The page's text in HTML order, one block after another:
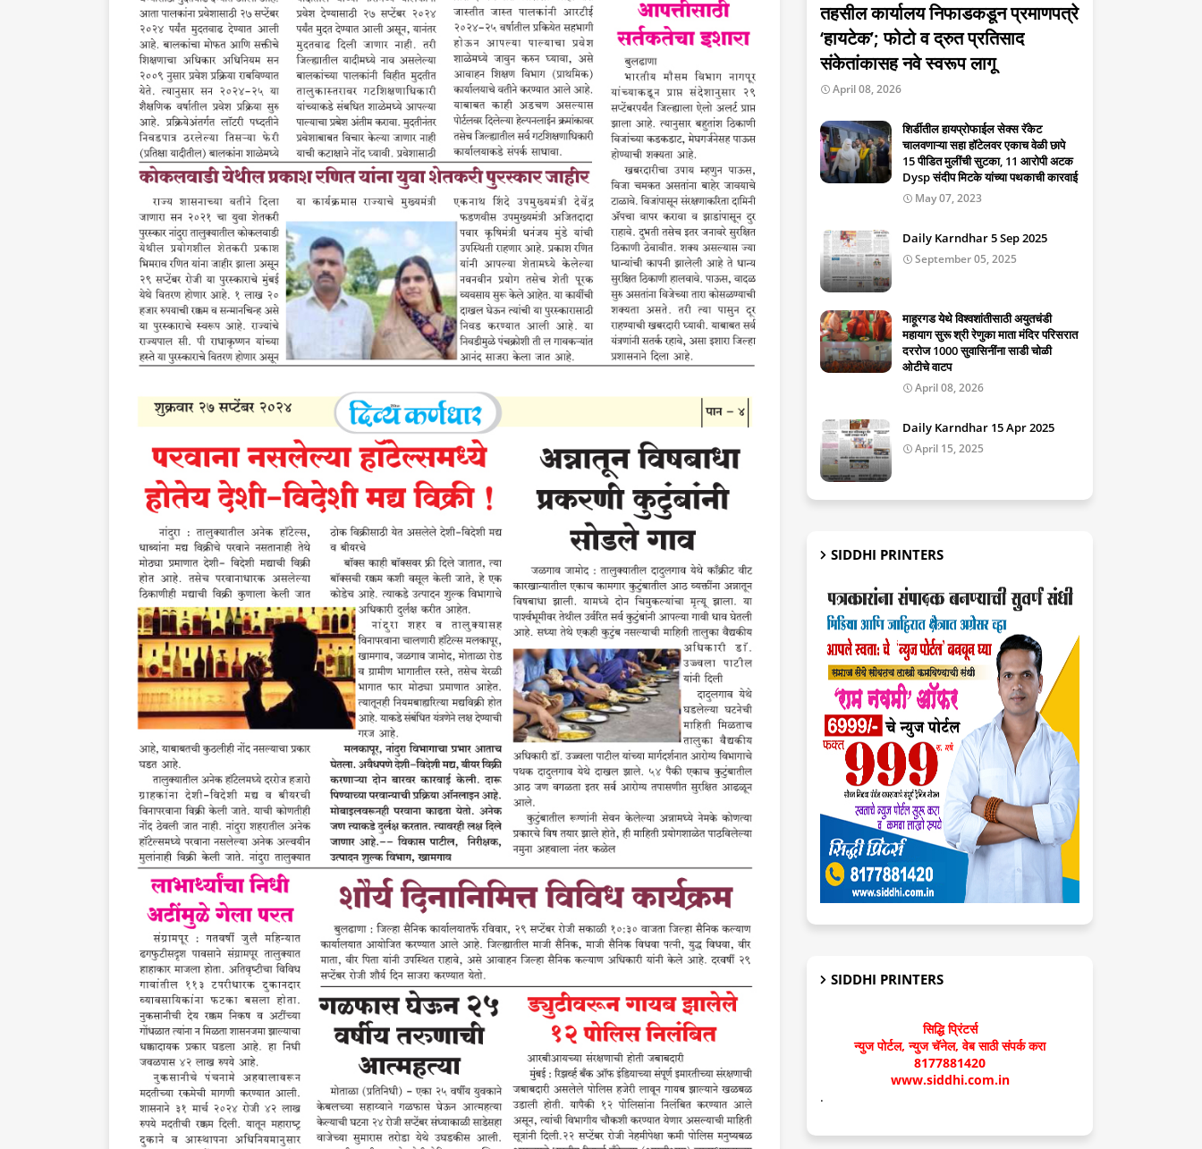
तहसील कार्यालय निफाडकडून प्रमाणपत्रे
‘हायटेक’; फोटो व द्रुत प्रतिसाद
संकेतांकासह नवे स्वरूप लागू
April 08, 2026
शिर्डीतील हायप्रोफाईल सेक्स रॅकेट
चालवणाऱ्या सहा हॉटेलवर एकाच वेळी छापे
15 पीडित मुलींची सुटका, 11 आरोपी अटक
Dysp संदीप मिटके यांच्या पथकाची कारवाई
May 07, 2023
Daily Karndhar 5 Sep 2025
September 05, 2025
माहूरगड येथे विश्वशांतीसाठी अयुतचंडी
महायाग सुरू श्री रेणुका माता मंदिर परिसरात
दररोज 1000 सुवासिनींना साडी चोळी
ओटीचे वाटप
April 08, 2026
Daily Karndhar 15 Apr 2025
April 15, 2025
SIDDHI PRINTERS
SIDDHI PRINTERS
सिद्धि प्रिंटर्स
न्युज पोर्टल, न्युज चॅनेल, वेब साठी संपर्क करा
8177881420
www.siddhi.com.in
.